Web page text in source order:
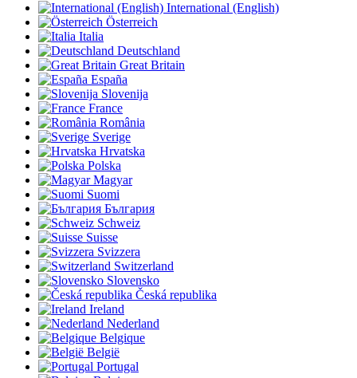
International (English)
Österreich
Italia
Deutschland
Great Britain
España
Slovenija
France
România
Sverige
Hrvatska
Polska
Magyar
Suomi
България
Schweiz
Suisse
Svizzera
Switzerland
Slovensko
Česká republika
Ireland
Nederland
Belgique
België
Portugal